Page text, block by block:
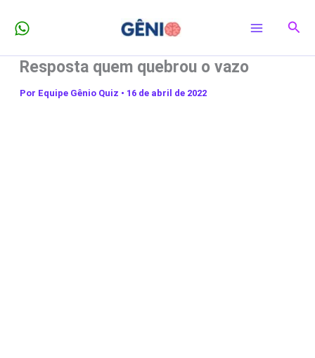
para
conteúdo
Resposta quem quebrou o vazo
Por Equipe Gênio Quiz • 16 de abril de 2022